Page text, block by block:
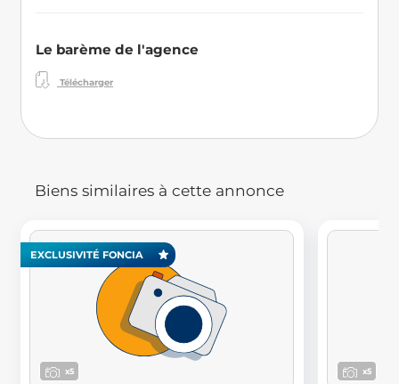
Le barème de l'agence
Télécharger
Biens similaires à cette annonce
EXCLUSIVITÉ FONCIA
x5 x5